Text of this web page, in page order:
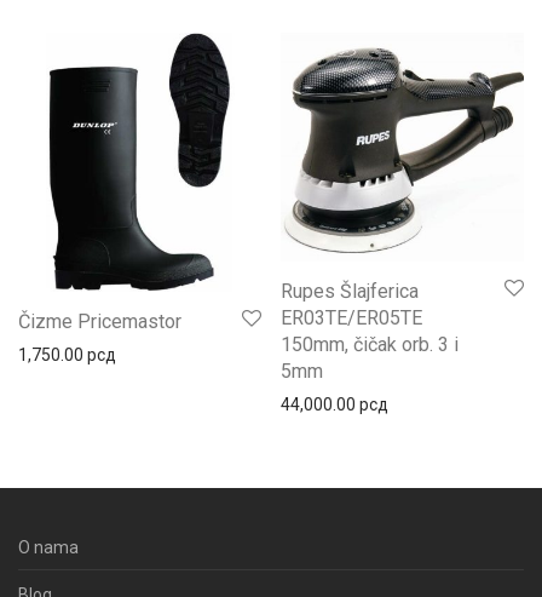
Čizme Pricemastor
1,750.00 рсд
Rupes Šlajferica
ER03TE/ER05TE
150mm, čičak orb. 3 i
5mm
44,000.00 рсд
O nama